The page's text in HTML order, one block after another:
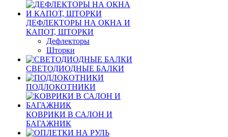
ДЕФЛЕКТОРЫ НА ОКНА И
КАПОТ, ШТОРКИ
Дефлекторы
Шторки
СВЕТОДИОДНЫЕ БАЛКИ
ПОДЛОКОТНИКИ
КОВРИКИ В САЛОН И
БАГАЖНИК